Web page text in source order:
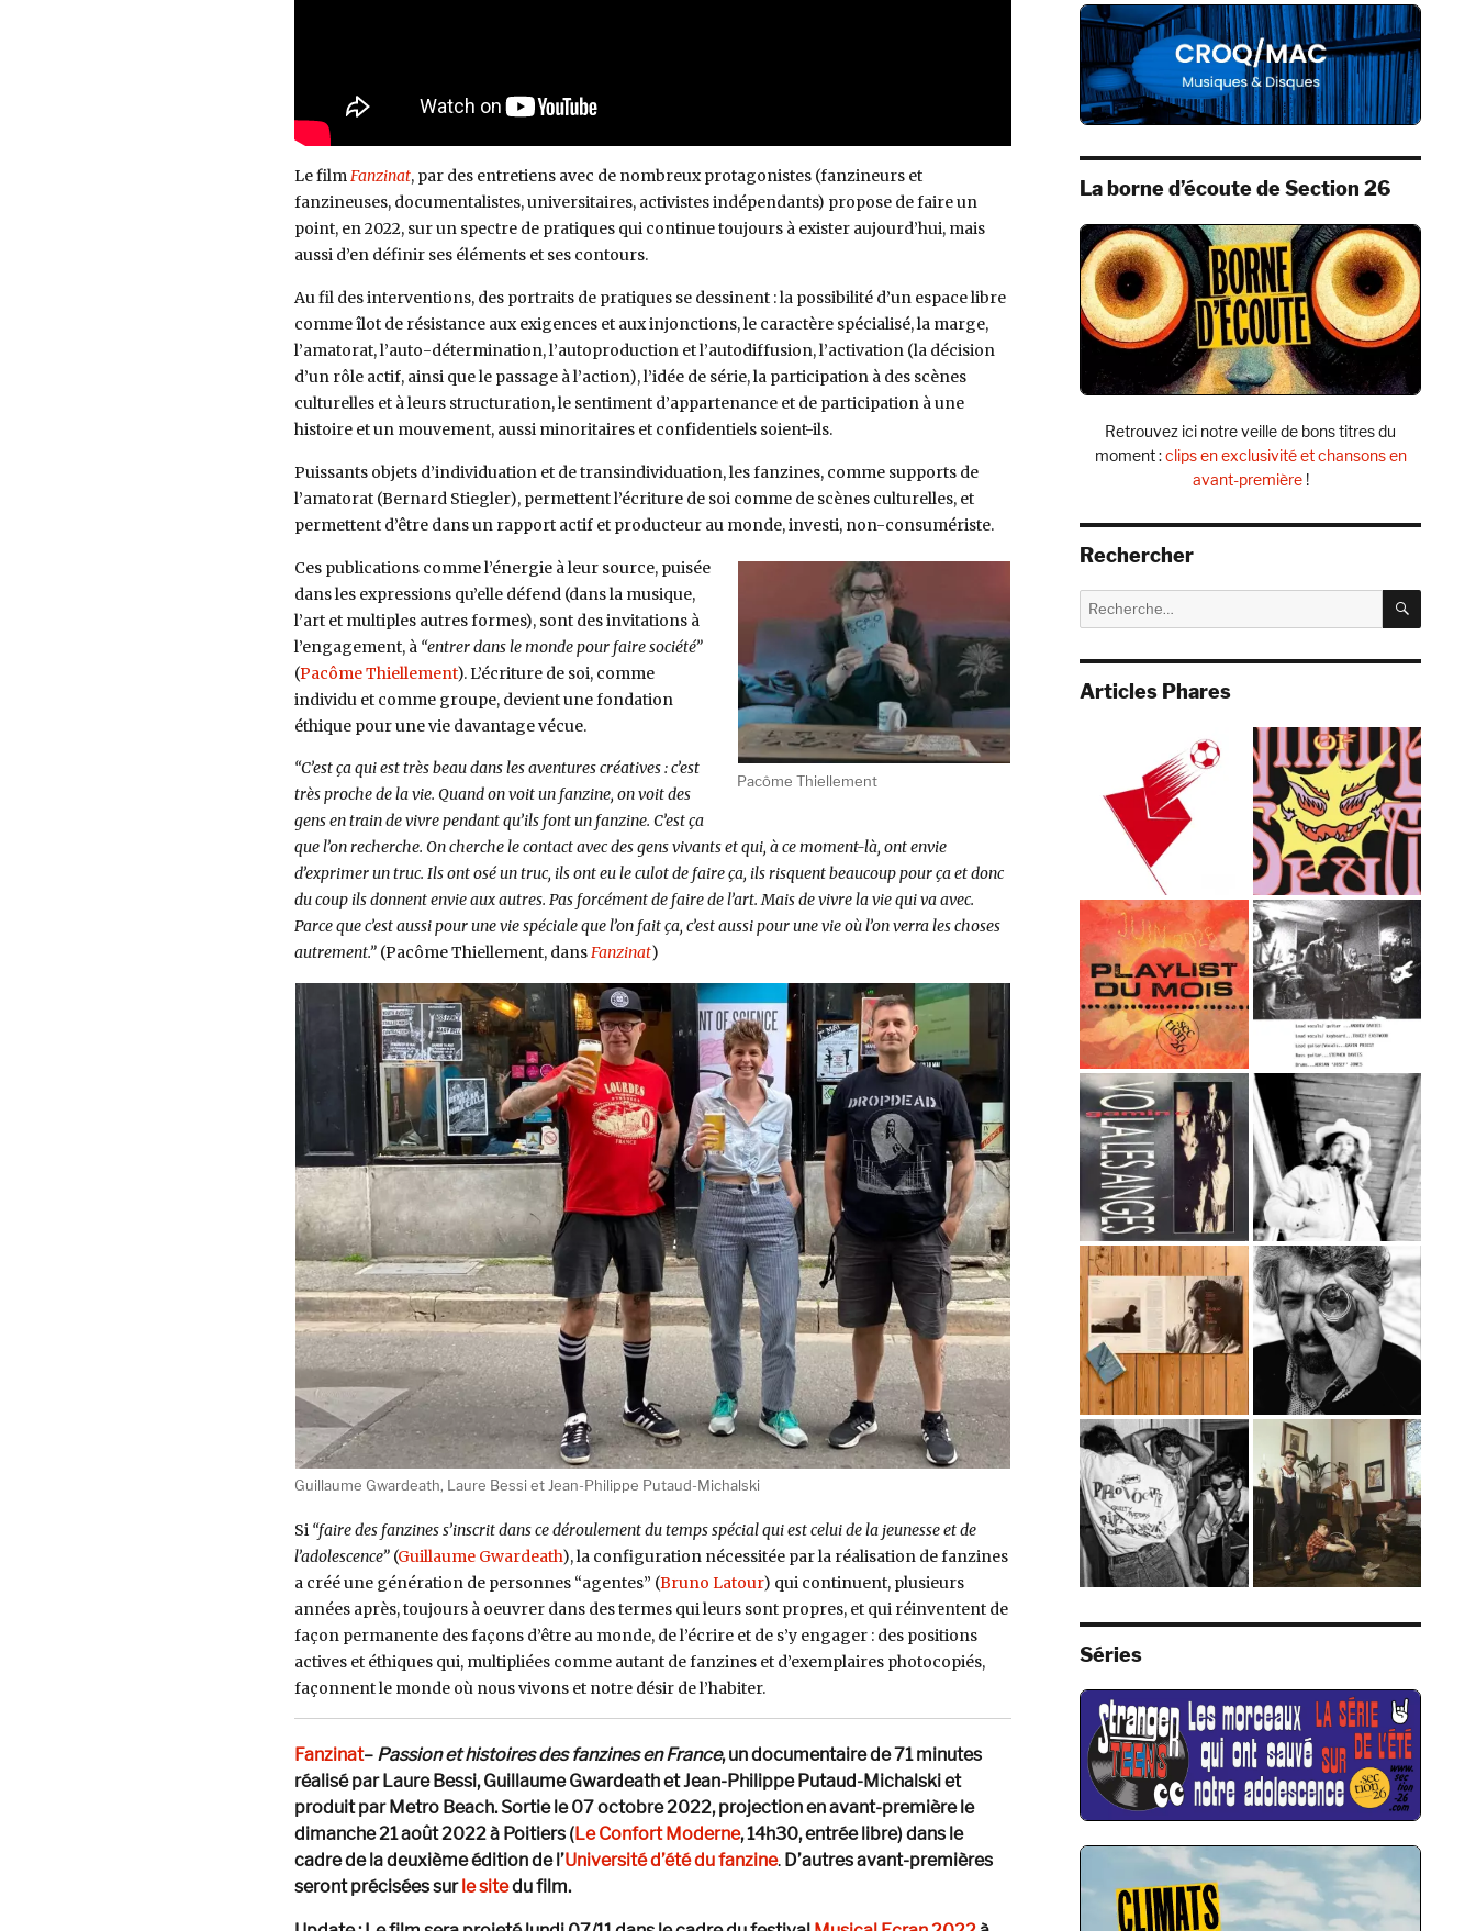
Le filmFanzinat, par des entretiens avec de nombreux protagonistes (fanzineurs et
fanzineuses, documentalistes, universitaires, activistes indépendants) propose de faire un
point, en 2022, sur un spectre de pratiques qui continue toujours à exister aujourd’hui, mais
aussi d’en définir ses éléments et ses contours.
Au fil des interventions, des portraits de pratiques se dessinent : la possibilité d’un espace libre
comme îlot de résistance aux exigences et aux injonctions, le caractère spécialisé, la marge,
l’amatorat, l’auto-détermination, l’autoproduction et l’autodiffusion, l’activation (la décision
d’un rôle actif, ainsi que le passage à l’action), l’idée de série, la participation à des scènes
culturelles et à leurs structuration, le sentiment d’appartenance et de participation à une
histoire et un mouvement, aussi minoritaires et confidentiels soient-ils.
Puissants objets d’individuation et de transindividuation, les fanzines, comme supports de
l’amatorat (Bernard Stiegler), permettent l’écriture de soi comme de scènes culturelles, et
permettent d’être dans un rapport actif et producteur au monde, investi, non-consumériste.
Pacôme Thiellement
Ces publications comme l’énergie à leur source, puisée
dans les expressions qu’elle défend (dans la musique,
l’art et multiples autres formes), sont des invitations à
l’engagement, à “entrer dans le monde pour faire société”
(Pacôme Thiellement). L’écriture de soi, comme
individu et comme groupe, devient une fondation
éthique pour une vie davantage vécue.
“C’est ça qui est très beau dans les aventures créatives : c’est
très proche de la vie. Quand on voit un fanzine, on voit des
gens en train de vivre pendant qu’ils font un fanzine. C’est ça
que l’on recherche. On cherche le contact avec des gens vivants et qui, à ce moment-là, ont envie
d’exprimer un truc. Ils ont osé un truc, ils ont eu le culot de faire ça, ils risquent beaucoup pour ça et donc
du coup ils donnent envie aux autres. Pas forcément de faire de l’art. Mais de vivre la vie qui va avec.
Parce que c’est aussi pour une vie spéciale que l’on fait ça, c’est aussi pour une vie où l’on verra les choses
autrement.” (Pacôme Thiellement, dansFanzinat)
Guillaume Gwardeath, Laure Bessi et Jean-Philippe Putaud-Michalski
Si “faire des fanzines s’inscrit dans ce déroulement du temps spécial qui est celui de la jeunesse et de
l’adolescence”(Guillaume Gwardeath), la configuration nécessitée par la réalisation de fanzines
a créé une génération de personnes “agentes” (Bruno Latour) qui continuent, plusieurs
années après, toujours à oeuvrer dans des termes qui leurs sont propres, et qui réinventent de
façon permanente des façons d’être au monde, de l’écrire et de s’y engager : des positions
actives et éthiques qui, multipliées comme autant de fanzines et d’exemplaires photocopiés,
façonnent le monde où nous vivons et notre désir de l’habiter.
Fanzinat– Passion et histoires des fanzines en France, un documentaire de 71 minutes
réalisé par Laure Bessi, Guillaume Gwardeath et Jean-Philippe Putaud-Michalski et
produit par Metro Beach. Sortie le 07 octobre 2022, projection en avant-première le
dimanche 21 août 2022 à Poitiers (LeConfort Moderne, 14h30, entrée libre) dans le
cadre de la deuxième édition de l’Université d’été du fanzine. D’autres avant-premières
seront précisées surle sitedu film.
La borne d’écoute de Section 26
Retrouvez ici notre veille de bons titres du
moment :clips en exclusivité et chansons en
avant-première!
Rechercher
Recherche
pour :
Articles Phares
Séries